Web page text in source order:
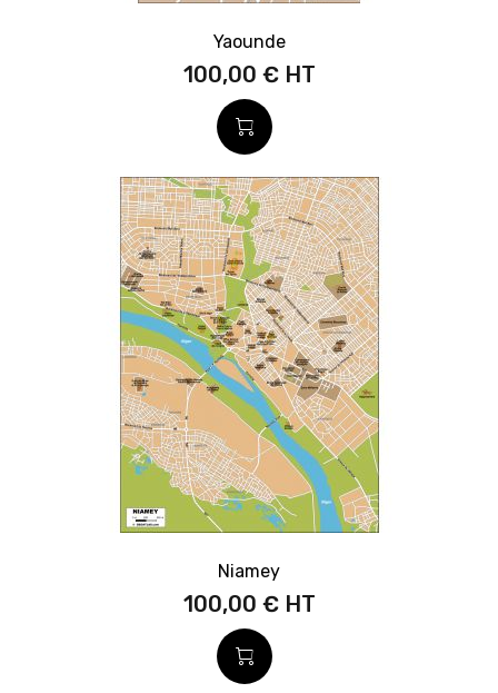
Yaounde
100,00 €
Niamey
100,00 €